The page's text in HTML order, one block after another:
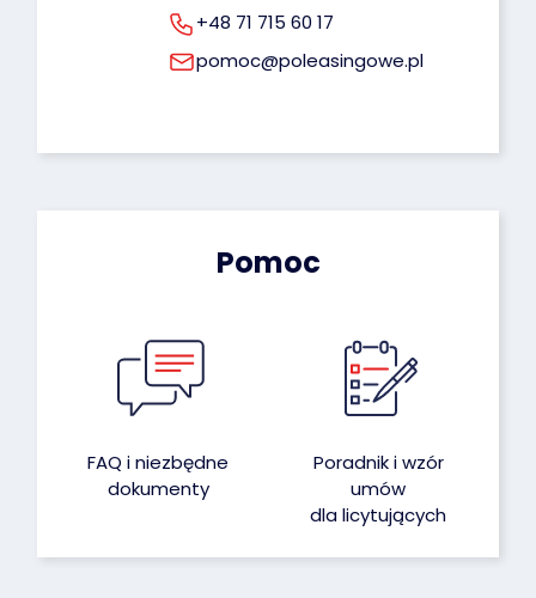
+48 71 715 60 17
pomoc@poleasingowe.pl
Pomoc
FAQ i niezbędne
dokumenty
Poradnik i wzór
umów
dla licytujących